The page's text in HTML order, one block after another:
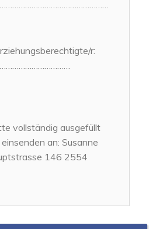
r:
vollständig ausgefüllt
an: Susanne
146 2554